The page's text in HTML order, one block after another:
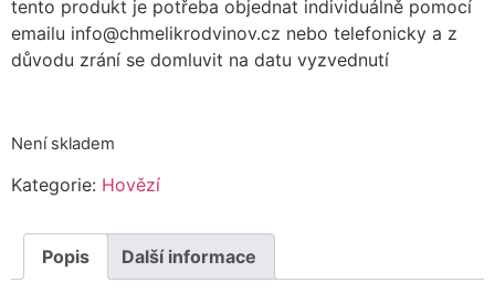
tento produkt je potřeba objednat individuálně pomocí
emailu info@chmelikrodvinov.cz nebo telefonicky a z
důvodu zrání se domluvit na datu vyzvednutí
Není skladem
Kategorie: Hovězí
Popis Další informace